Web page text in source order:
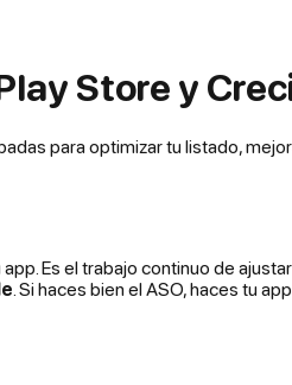
Store y
para optimizar tu listado,
Es el trabajo continuo de
. Si haces bien el ASO, haces tu